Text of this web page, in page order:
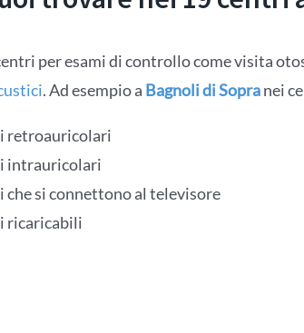
per esami di controllo come visita
. Ad esempio a Bagnoli di Sopranei
retroauricolari
intrauricolari
che si connettono al televisore
ricaricabili